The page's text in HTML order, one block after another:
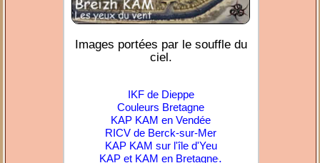
Images portées par le souffle du
ciel.
IKF de Dieppe
Couleurs Bretagne
KAP KAM en Vendée
RICV de Berck-sur-Mer
KAP KAM sur l'île d'Yeu
KAP et KAM en Bretagne.